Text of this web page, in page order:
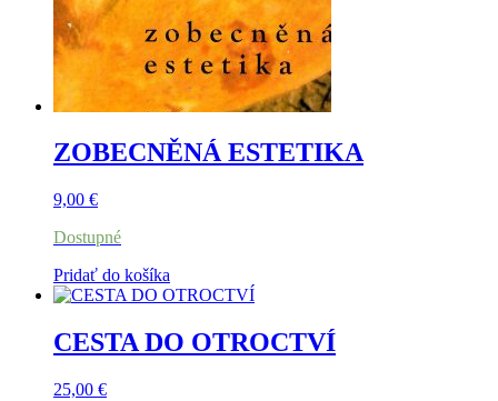
ZOBECNĚNÁ ESTETIKA
9,00 €
Dostupné
Pridať do košíka
CESTA DO OTROCTVÍ
25,00 €